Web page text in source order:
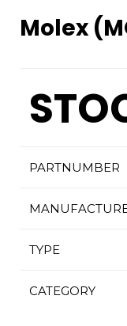
Molex
PARTNUMBER
TYPE
CATEGORY